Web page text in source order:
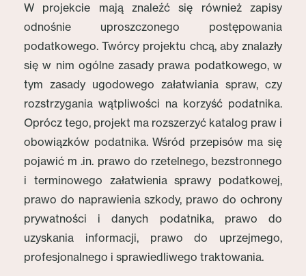
W projekcie mają znaleźć się również zapisy
odnośnie uproszczonego postępowania
podatkowego. Twórcy projektu chcą, aby znalazły
się w nim ogólne zasady prawa podatkowego, w
tym zasady ugodowego załatwiania spraw, czy
rozstrzygania wątpliwości na korzyść podatnika.
Oprócz tego, projekt ma rozszerzyć katalog praw i
obowiązków podatnika. Wśród przepisów ma się
pojawić m .in. prawo do rzetelnego, bezstronnego
i terminowego załatwienia sprawy podatkowej,
prawo do naprawienia szkody, prawo do ochrony
prywatności i danych podatnika, prawo do
uzyskania informacji, prawo do uprzejmego,
profesjonalnego i sprawiedliwego traktowania.